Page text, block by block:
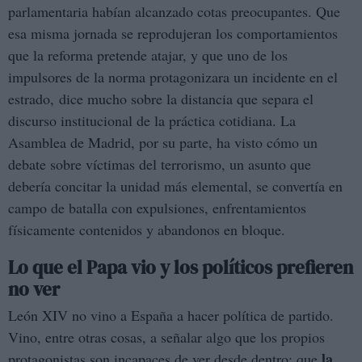
parlamentaria habían alcanzado cotas preocupantes. Que
esa misma jornada se reprodujeran los comportamientos
que la reforma pretende atajar, y que uno de los
impulsores de la norma protagonizara un incidente en el
estrado, dice mucho sobre la distancia que separa el
discurso institucional de la práctica cotidiana. La
Asamblea de Madrid, por su parte, ha visto cómo un
debate sobre víctimas del terrorismo, un asunto que
debería concitar la unidad más elemental, se convertía en
campo de batalla con expulsiones, enfrentamientos
físicamente contenidos y abandonos en bloque.
Lo que el Papa vio y los políticos prefieren
no ver
León XIV no vino a España a hacer política de partido.
Vino, entre otras cosas, a señalar algo que los propios